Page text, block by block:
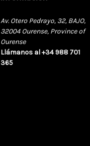
Av. Otero Pedrayo, 32, BAJO,
32004 Ourense, Province of
Ourense
Llámanos al +34 988 701
365